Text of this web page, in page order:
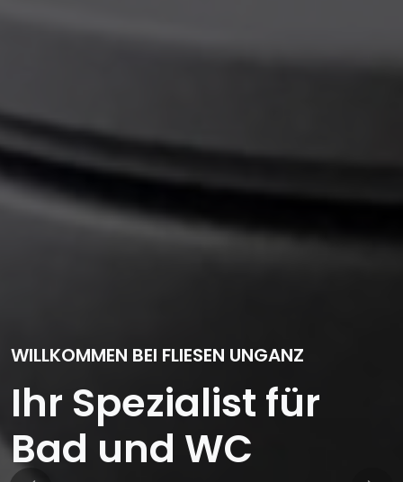
WILLKOMMEN BEI FLIESEN UNGANZ
Ihr Spezialist für
Bad und WC